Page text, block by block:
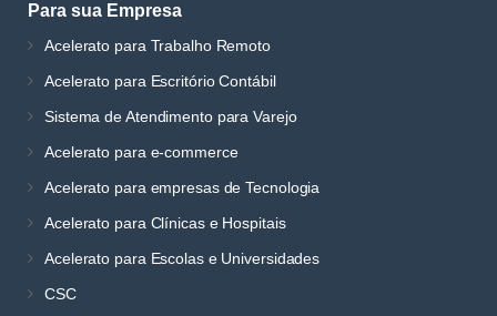
Para sua Empresa
Acelerato para Trabalho Remoto
Acelerato para Escritório Contábil
Sistema de Atendimento para Varejo
Acelerato para e-commerce
Acelerato para empresas de Tecnologia
Acelerato para Clínicas e Hospitais
Acelerato para Escolas e Universidades
CSC